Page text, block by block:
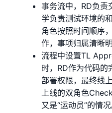
事务流中，RD负责
学负责测试环境的
角色按照时间顺序
作，事项归属清晰明
流程中设置TL
时，RD作为代码的
部署权限，最终线
上线的双角色
又是“运动员”的情况